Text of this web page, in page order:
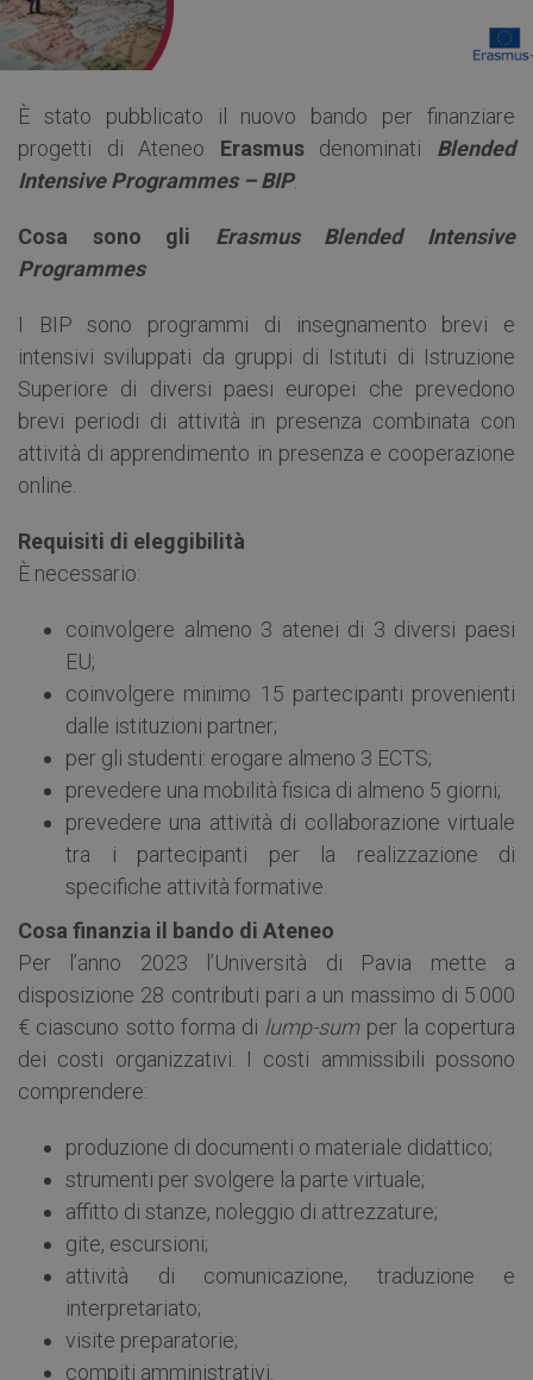
È stato pubblicato il nuovo bando per finanziare
progetti di Ateneo Erasmusdenominati Blended
Intensive Programmes – BIP.
Cosa sono gli Erasmus Blended Intensive
Programmes
I BIP sono programmi di insegnamento brevi e
intensivi sviluppati da gruppi di Istituti di Istruzione
Superiore di diversi paesi europei che prevedono
brevi periodi di attività in presenza combinata con
attività di apprendimento in presenza e cooperazione
online.
Requisiti di eleggibilità
È necessario:
coinvolgere almeno 3 atenei di 3 diversi paesi
EU;
coinvolgere minimo 15 partecipanti provenienti
dalle istituzioni partner;
per gli studenti: erogare almeno 3 ECTS;
prevedere una mobilità fisica di almeno 5 giorni;
prevedere una attività di collaborazione virtuale
tra i partecipanti per la realizzazione di
specifiche attività formative.
Cosa finanzia il bando di Ateneo
Per l’anno 2023 l’Università di Pavia mette a
disposizione 28 contributi pari a un massimo di 5.000
€ ciascuno sotto forma di lump-sum per la copertura
dei costi organizzativi. I costi ammissibili possono
comprendere:
produzione di documenti o materiale didattico;
strumenti per svolgere la parte virtuale;
affitto di stanze, noleggio di attrezzature;
gite, escursioni;
attività di comunicazione, traduzione e
interpretariato;
visite preparatorie;
compiti amministrativi.